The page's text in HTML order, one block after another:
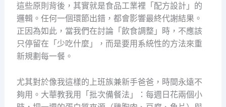
這些原則背後，其實就是食品工業裡「配方設計」的
邏輯。任何一個環節出錯，都會影響最終代謝結果。
正因為如此，當我們在討論「飲食調整」時，不應該
只停留在「少吃什麼」，而是要用系統性的方法來重
新規劃每一餐。
尤其對於像我這樣的上班族兼新手爸爸，時間永遠不
夠用。大華教我用「批次備餐法」：每週日花兩個小